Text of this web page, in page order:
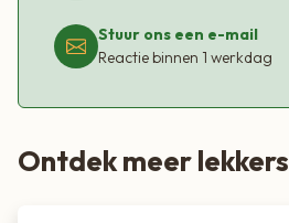
Stuur ons een e-mail
Reactie binnen 1 werkdag
Ontdek meer lekkers